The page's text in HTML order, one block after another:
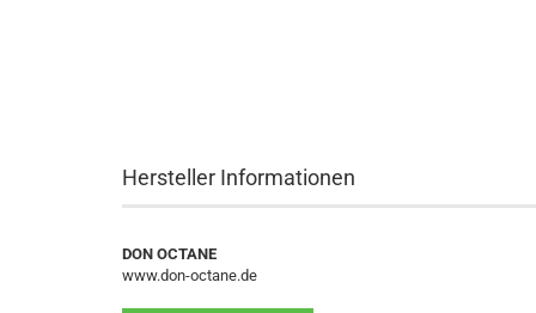
Hersteller Informationen
DON OCTANE
www.don-octane.de